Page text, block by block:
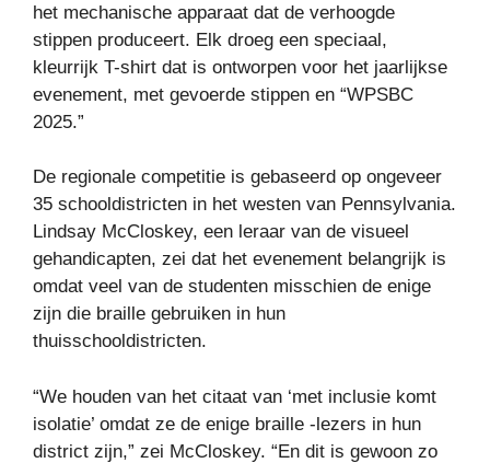
het mechanische apparaat dat de verhoogde
stippen produceert. Elk droeg een speciaal,
kleurrijk T-shirt dat is ontworpen voor het jaarlijkse
evenement, met gevoerde stippen en “WPSBC
2025.”
De regionale competitie is gebaseerd op ongeveer
35 schooldistricten in het westen van Pennsylvania.
Lindsay McCloskey, een leraar van de visueel
gehandicapten, zei dat het evenement belangrijk is
omdat veel van de studenten misschien de enige
zijn die braille gebruiken in hun
thuisschooldistricten.
“We houden van het citaat van ‘met inclusie komt
isolatie’ omdat ze de enige braille -lezers in hun
district zijn,” zei McCloskey. “En dit is gewoon zo